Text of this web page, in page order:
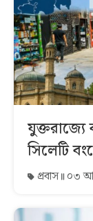
সিলেটি
প্রবাস ০৩